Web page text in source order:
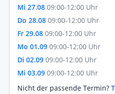
Mi 27.08 09:00-12:00 Uhr
Do 28.08 09:00-12:00 Uhr
Fr 29.08 09:00-12:00 Uhr
Mo 01.09 09:00-12:00 Uhr
Di 02.09 09:00-12:00 Uhr
Mi 03.09 09:00-12:00 Uhr
Nicht der passende Termin?